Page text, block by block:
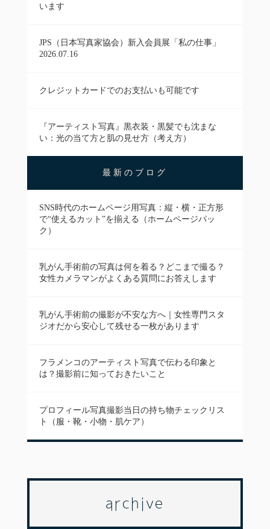
います
JPS（日本写真家協会）新入会員展「私の仕事」
2026.07.16
クレジットカードでのお支払いも可能です
『アーティスト写真』黒衣装・黒髪でも沈まな
い：光の当て方と肌の見せ方（考え方）
最新のブログ
SNS時代のホームページ用写真：縦・横・正方形
で“使えるカット”を揃える（ホームページパッ
ク）
乳がん手術前の写真は何を着る？どこまで撮る？
女性カメラマンがよくある質問にお答えします
乳がん手術前の撮影が不安な方へ｜女性専門スタ
ジオだから安心して残せる一枚があります
フラメンコのアーティスト写真で伝わる印象と
は？撮影前に知っておきたいこと
プロフィール写真撮影当日の持ち物チェックリス
ト（服・靴・小物・肌ケア）
archive